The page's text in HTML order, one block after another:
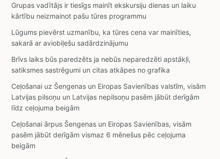
Grupas vadītājs ir tiesīgs mainīt ekskursiju dienas un laiku
kārtību neizmainot pašu tūres programmu
Lūgums pievērst uzmanību, ka tūres cena var mainīties,
sakarā ar aviobiļešu sadārdzinājumu
Brīvs laiks būs paredzēts ja nebūs neparedzēti apstākļi,
satiksmes sastrēgumi un citas atkāpes no grafika
Ceļošanai uz Šengenas un Eiropas Savienības valstīm, visām
Latvijas pilsoņu un Latvijas nepilsoņu pasēm jābūt derīgām
līdz ceļojuma beigām
Ceļošanai ārpus Šengenas un Eiropas Savienības, visām
pasēm jābūt derīgām vismaz 6 mēnešus pēc ceļojuma
beigām